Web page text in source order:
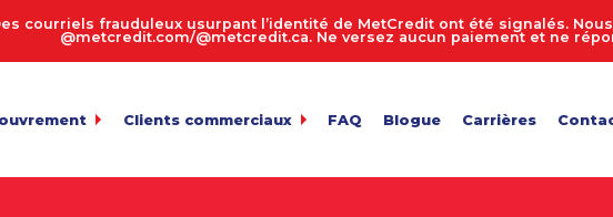
courriels frauduleux usurpant l’identité de MetCredit ont été signalés.
@metcredit.com/@metcredit.ca. Ne versez aucun paiement et ne
Clients commerciaux FAQ Blogue Carrières